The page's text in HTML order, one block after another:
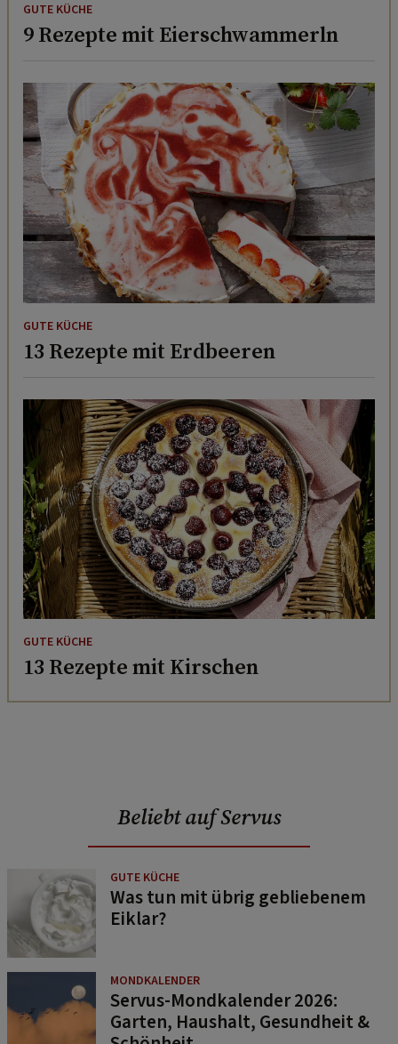
GUTE KÜCHE
9 Rezepte mit Eierschwammerln
GUTE KÜCHE
13 Rezepte mit Erdbeeren
GUTE KÜCHE
13 Rezepte mit Kirschen
Beliebt auf Servus
GUTE KÜCHE
Was tun mit übrig gebliebenem
Eiklar?
MONDKALENDER
Servus-Mondkalender 2026:
Garten, Haushalt, Gesundheit &